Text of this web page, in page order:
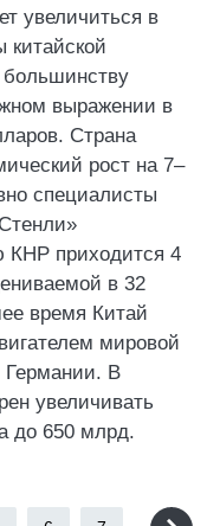
увеличиться в
большинству
выражении в
Страна
рост на 7–
специалисты
КНР приходится 4
в 32
время Китай
мировой
В
увеличивать
до 650 млрд.